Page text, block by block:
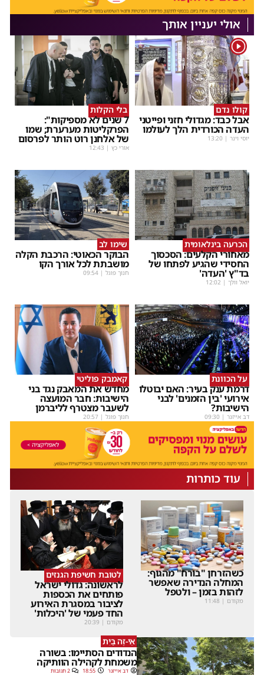
אולי יעניין אותך
1
קולו נדם
אבל כבד: מגדולי חזני ופייטני
העדה הכורדית הלך לעולמו
יוסי וינר |
13:20
בלי הקלות
7 שנים לא מספיקות":
הפרקליטות מערערת; שמו
של אלחנן רוט הותר לפרסום
אורי כץ |
12:43
הכרעה בינלאומית
מאחורי הקלעים: הסכסוך
החסידי שהגיע לפתחו של
בד"ץ 'העדה'
יואל וולך |
12:02
שימו לב
הבוקר הכאוטי: הרכבת הקלה
מושבתת לכל אורך הקו
חנוך פוגל |
09:54
על הכוונת
דרמת ענק בעיר: האם יבוטלו
אירועי 'בין הזמנים' לבני
הישיבות?
דב אייזנר |
09:30
קאמבק פוליטי
מחדש את המאבק נגד בני
הישיבות: חבר המועצה
לשעבר מצטרף לליברמן
חנוך פוגל |
20:57
עוד כותרות
כשהזרחן "בורח" מהגוף:
המחלה הנדירה שאפשר
לזהות בזמן – ולטפל
מקודם |
11:48
לטובת חשיפת הגנזים
לראשונה: גדולי ישראל
פותחים את הכספות
לציבור במסגרת האירוע
החד פעמי של 'היכלות'
מקודם |
20:39
אֵי-זֶה בַּיִת
הנדודים הסתיימו: בשורה
משמחת לקהילה הוותיקה
דב אייזנר 18:55 2 תגובות